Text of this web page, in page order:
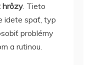
hrôzy. Tieto
idete spať, typ
problémy
a rutinou.